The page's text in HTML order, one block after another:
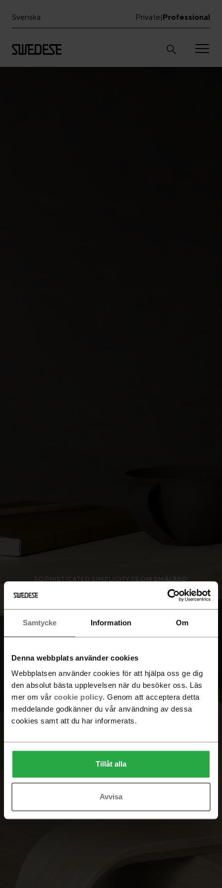
Samtycke Information Om
Denna webbplats använder cookies
Webbplatsen använder cookies för att hjälpa oss ge dig
den absolut bästa upplevelsen när du besöker oss. Läs
mer om vår cookie policy. Genom att acceptera detta
meddelande godkänner du vår användning av dessa
cookies samt att du har informerats.
Tillåt alla
Avvisa
Svenska Professional
|
Private
SOPHISTICATED SIMPLICITY FROM SMÅLAND
Discover our
collection